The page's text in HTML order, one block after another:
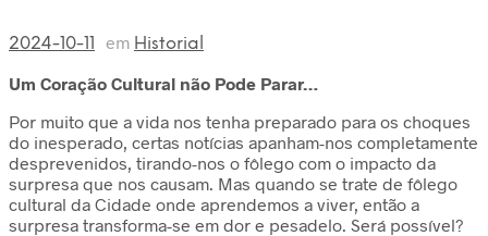
2024-10-11 em Historial
Um Coração Cultural não Pode Parar…
Por muito que a vida nos tenha preparado para os choques
do inesperado, certas notícias apanham-nos completamente
desprevenidos, tirando-nos o fôlego com o impacto da
surpresa que nos causam. Mas quando se trate de fôlego
cultural da Cidade onde aprendemos a viver, então a
surpresa transforma-se em dor e pesadelo. Será possível?